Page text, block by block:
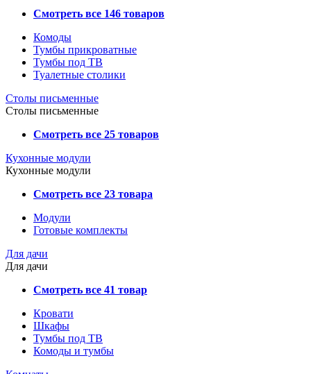
Смотреть все 146 товаров
Комоды
Тумбы прикроватные
Тумбы под ТВ
Туалетные столики
Столы письменные
Столы письменные
Смотреть все 25 товаров
Кухонные модули
Кухонные модули
Смотреть все 23 товара
Модули
Готовые комплекты
Для дачи
Для дачи
Смотреть все 41 товар
Кровати
Шкафы
Тумбы под ТВ
Комоды и тумбы